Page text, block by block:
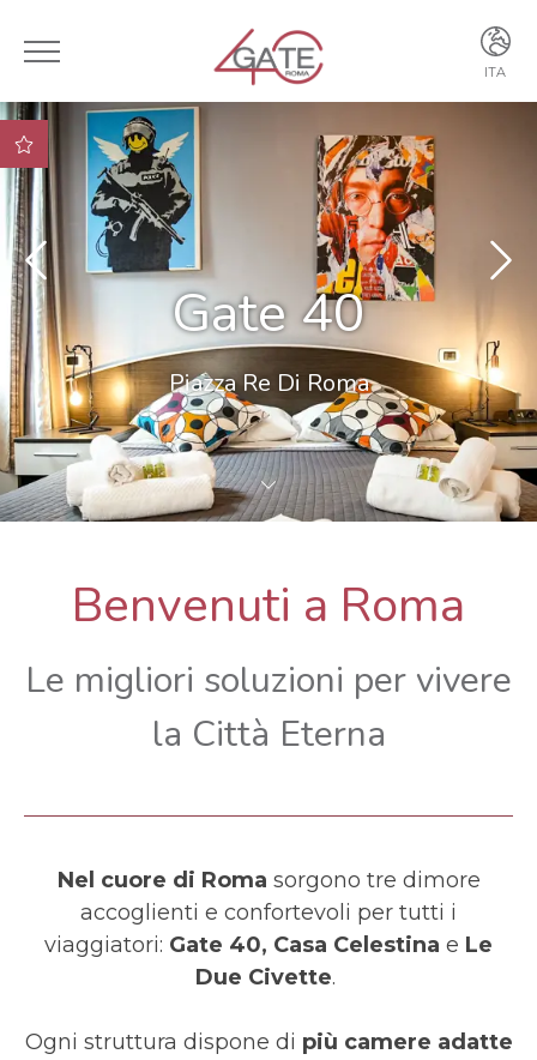
ITA
Vantaggio 1 Vantaggio
Vantaggio
Vantaggio 2
Gate 40
Piazza Re Di Roma
Benvenuti a Roma
Le migliori soluzioni per vivere
la Città Eterna
Nel cuore di Roma sorgono tre dimore
accoglienti e confortevoli per tutti i
viaggiatori: Gate 40, Casa Celestina e Le
Due Civette.
Ogni struttura dispone di più camere adatte